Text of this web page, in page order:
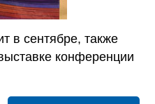
в сентябре, также
конференции